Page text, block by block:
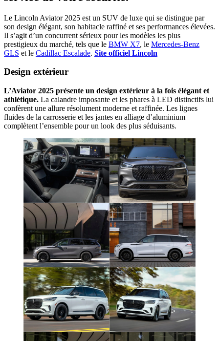
Le Lincoln Aviator 2025 est un SUV de luxe qui se distingue par
son design élégant, son habitacle raffiné et ses performances élevées.
Il s’agit d’un concurrent sérieux pour les modèles les plus
prestigieux du marché, tels que le BMW X7, le Mercedes-Benz
GLS et le Cadillac Escalade. Site officiel Lincoln
Design extérieur
L’Aviator 2025 présente un design extérieur à la fois élégant et
athlétique. La calandre imposante et les phares à LED distinctifs lui
confèrent une allure résolument moderne et raffinée. Les lignes
fluides de la carrosserie et les jantes en alliage d’aluminium
complètent l’ensemble pour un look des plus séduisants.